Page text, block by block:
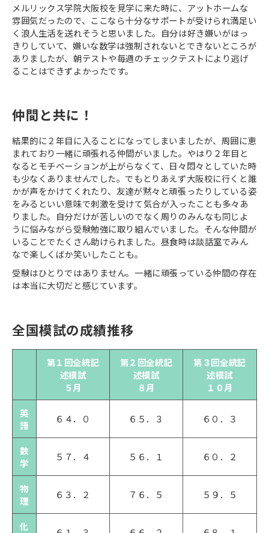
メルリックス学院大阪校を見学に来た時に、アットホームな
雰囲気だったので、ここなら十分なサポートが受けられ満足い
く浪人生活を送れそうと思いました。自分は好き嫌いがはっ
きりしていて、嫌いな数学は強制されないとできないところが
ありましたが、朝テストや毎週のチェックテストにより逃げ
ることはできずよかったです。
仲間と共に！
結果的に２年目に入ることになってしまいましたが、周囲に恵
まれており一緒に頑張れる仲間がいました。やはり２年目と
なるとモチべーションが上がらなくて、日々悶々としていた時
も少なくありませんでした。でもとりあえず大阪校に行くと誰
かが声をかけてくれたり、友達が黙々と頑張ったりしている姿
をみるといい意味で刺激を受けて気合が入ったことも多々あ
りました。自分だけが苦しいのでなく周りのみんなも同じよ
うに悩みながら受験勉強に取り組んでいました。そんな仲間が
いることでたくさん助けられました。昼食時は談話室でみん
なで楽しくばか笑いしたことも。
受験はひとりではありません。一緒に頑張っている仲間の存在
は本当に大切だと感じています。
全国模試の成績推移
第１回全統記
述模試
５月
第２回全統記
述模試
８月
第３回全統記
述模試
１０月
英
語
６４．０ ６５．３ ６０．３
数
学
５７．４ ５６．１ ６０．２
物
理
６３．２ ７６．５ ５９．５
化